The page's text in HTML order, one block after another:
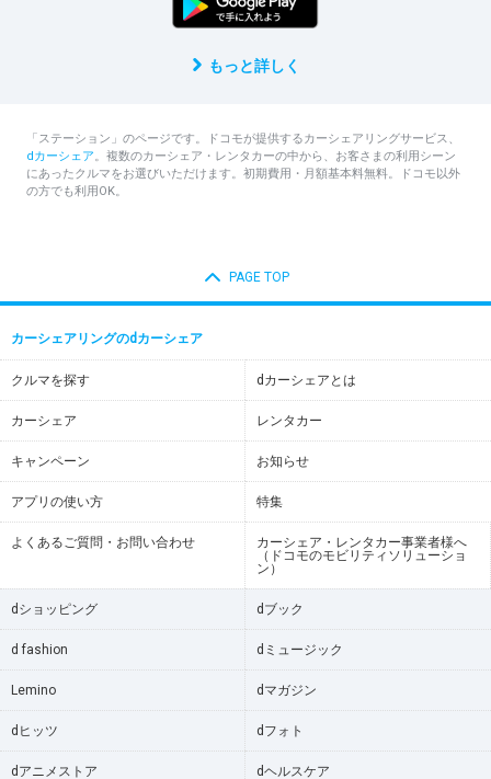
もっと詳しく
「ステーション」のページです。ドコモが提供するカーシェアリングサービス、
dカーシェア。複数のカーシェア・レンタカーの中から、お客さまの利用シーン
にあったクルマをお選びいただけます。初期費用・月額基本料無料。ドコモ以外
の方でも利用OK。
PAGE TOP
カーシェアリングのdカーシェア
クルマを探す dカーシェアとは
カーシェア レンタカー
キャンペーン お知らせ
アプリの使い方 特集
よくあるご質問・お問い合わせ
カーシェア・レンタカー事業者様へ
（ドコモのモビリティソリューショ
ン）
dショッピング dブック
d fashion dミュージック
Lemino dマガジン
dヒッツ dフォト
dアニメストア dヘルスケア